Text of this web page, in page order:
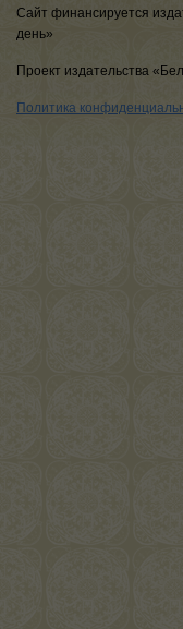
Сайт финансируется
день»
Проект издательства
Политика